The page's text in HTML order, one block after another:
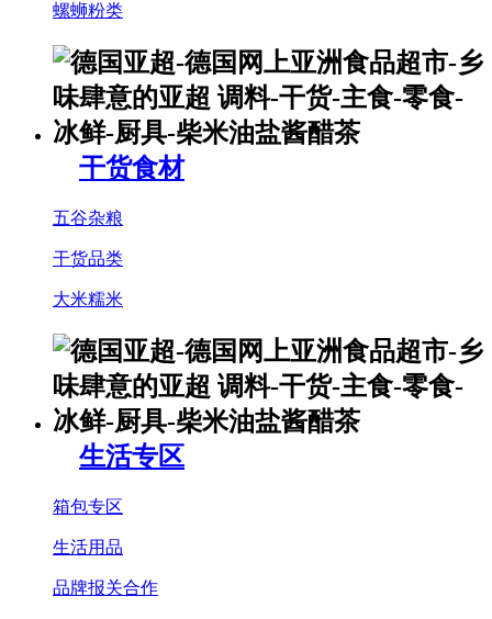
螺蛳粉类
干货食材
五谷杂粮
干货品类
大米糯米
生活专区
箱包专区
生活用品
品牌报关合作